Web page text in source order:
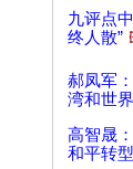
九评点
终人散”
郝凤军
湾和世
高智晟
和平转